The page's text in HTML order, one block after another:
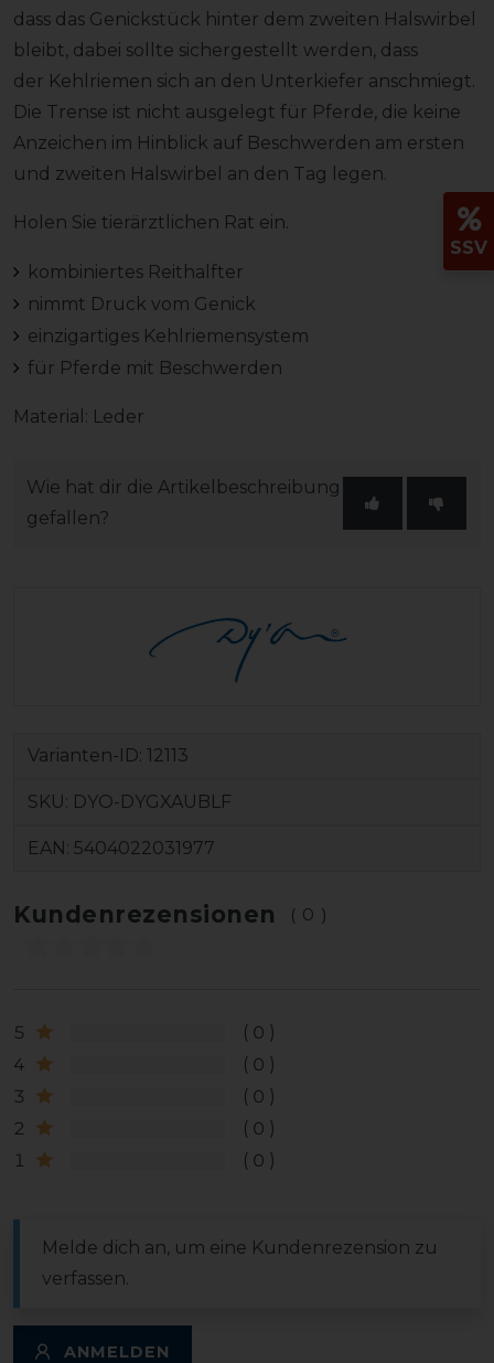
dass das Genickstück hinter dem zweiten Halswirbel
bleibt, dabei sollte sichergestellt werden, dass
der Kehlriemen sich an den Unterkiefer anschmiegt.
Die Trense ist nicht ausgelegt für Pferde, die keine
Anzeichen im Hinblick auf Beschwerden am ersten
und zweiten Halswirbel an den Tag legen.
Holen Sie tierärztlichen Rat ein.
kombiniertes Reithalfter
nimmt Druck vom Genick
einzigartiges Kehlriemensystem
für Pferde mit Beschwerden
Material: Leder
Wie hat dir die Artikelbeschreibung
gefallen?
Varianten-ID: 12113
SKU: DYO-DYGXAUBLF
EAN: 5404022031977
Kundenrezensionen (0)
5
0
4
0
3
0
2
0
1
0
Melde dich an, um eine Kundenrezension zu
verfassen.
ANMELDEN
SSV